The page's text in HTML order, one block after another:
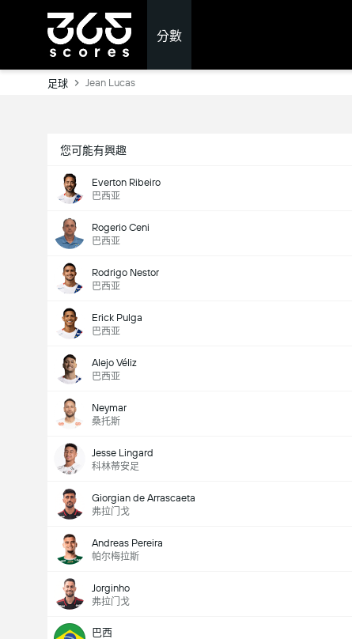
分數
足球 Jean Lucas
您可能有興趣
Everton Ribeiro
巴西亚
Rogerio Ceni
巴西亚
Rodrigo Nestor
巴西亚
Erick Pulga
巴西亚
Alejo Véliz
巴西亚
Neymar
桑托斯
Jesse Lingard
科林蒂安足
Giorgian de Arrascaeta
弗拉门戈
Andreas Pereira
帕尔梅拉斯
Jorginho
弗拉门戈
巴西